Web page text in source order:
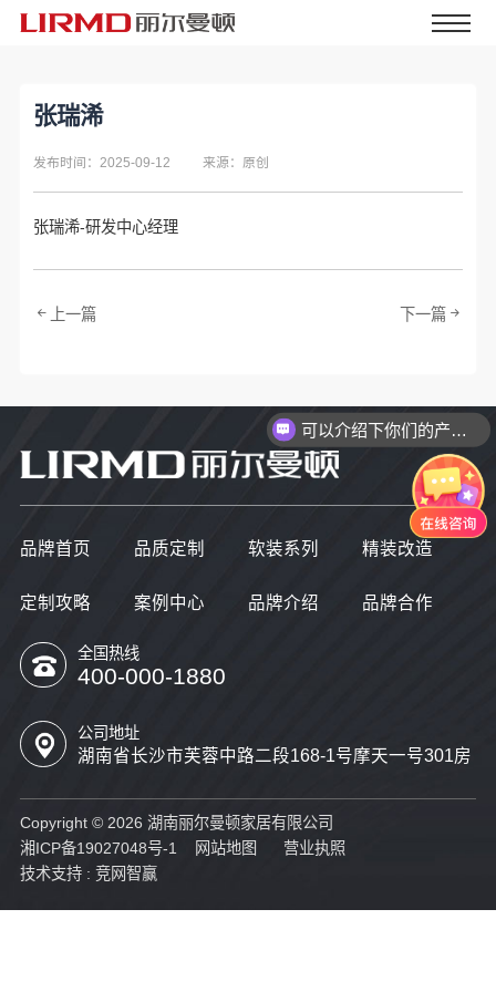
张瑞浠
发布时间：2025-09-12 来源：原创
张瑞浠-研发中心经理
上一篇 下一篇
品牌首页 品质定制 软装系列 精装改造
定制攻略 案例中心 品牌介绍 品牌合作
全国热线
400-000-1880
公司地址
湖南省长沙市芙蓉中路二段168-1号摩天一号301房
Copyright © 2026 湖南丽尔曼顿家居有限公司
湘ICP备19027048号-1
网站地图
营业执照
技术支持 : 竞网智赢